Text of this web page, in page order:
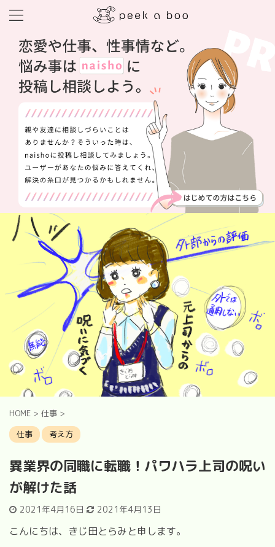
HOME > 仕事 >
仕事
考え方
異業界の同職に転職！パワハラ上司の呪い
が解けた話
2021年4月16日 2021年4月13日
こんにちは、きじ田とらみと申します。